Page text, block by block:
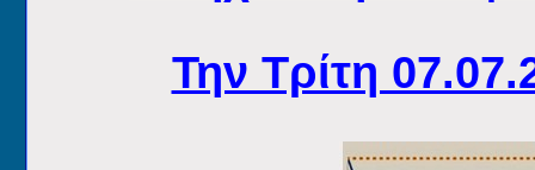
Την Τρίτη